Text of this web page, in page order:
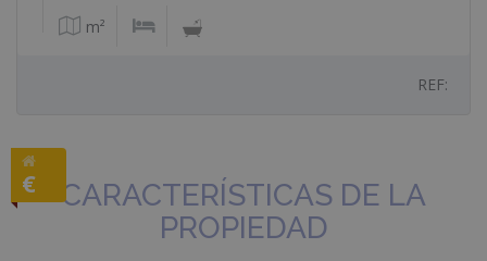
m²
REF:
€
CARACTERÍSTICAS DE LA
PROPIEDAD